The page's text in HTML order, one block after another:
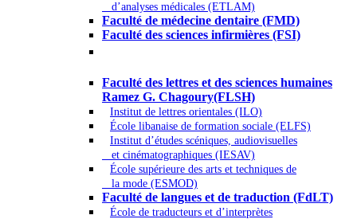
d’analyses médicales (ETLAM)
Faculté de médecine dentaire (FMD)
Faculté des sciences infirmières (FSI)
Faculté des lettres et des sciences humaines
Ramez G. Chagoury(FLSH)
Institut de lettres orientales (ILO)
École libanaise de formation sociale (ELFS)
Institut d’études scéniques, audiovisuelles
et cinématographiques (IESAV)
École supérieure des arts et techniques de
la mode (ESMOD)
Faculté de langues et de traduction (FdLT)
École de traducteurs et d’interprètes